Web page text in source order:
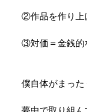
②作品を作り上
③対価＝金銭的
僕自体がまった